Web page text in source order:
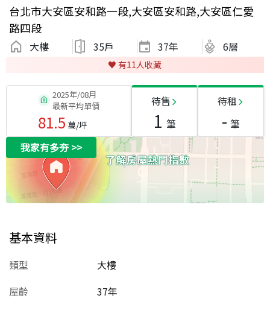
台北市大安區安和路一段,大安區安和路,大安區仁愛
路四段
大樓 35戶 37年 6層
♥️ 有11 人收藏
2025年/08月
最新平均單價
81.5 萬/坪
待售
1 筆
待租
- 筆
我家有多夯>>
基本資料
類型
大樓
屋齡
37年